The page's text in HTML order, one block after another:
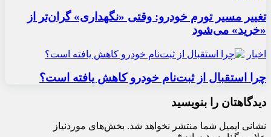
تغییر مسیر تورم خودرو: وقتی «نگهداری» گران‌تر از
«خرید» می‌شود
اخبار
چرا استقبال از ثبت‌نام خودرو کاهش یافته است؟
دیدگاهتان را بنویسید
نشانی ایمیل شما منتشر نخواهد شد. بخش‌های موردنیاز